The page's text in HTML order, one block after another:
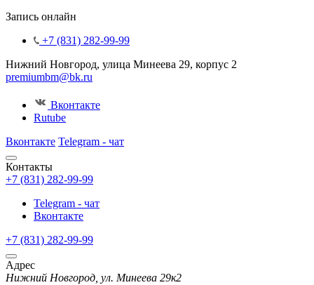
Запись онлайн
+7 (831) 282-99-99
Нижний Новгород, улица Минеева 29, корпус 2
premiumbm@bk.ru
Вконтакте
Rutube
Вконтакте Telegram - чат
Контакты
+7 (831) 282-99-99
Telegram - чат
Вконтакте
+7 (831) 282-99-99
Адрес
Нижний Новгород, ул. Минеева 29к2